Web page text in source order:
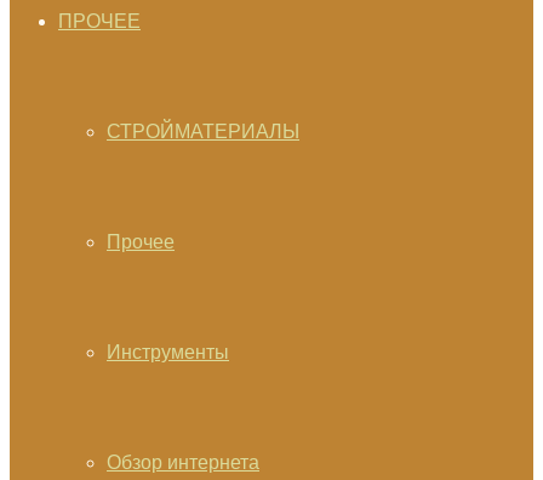
ПРОЧЕЕ
СТРОЙМАТЕРИАЛЫ
Прочее
Инструменты
Обзор интернета